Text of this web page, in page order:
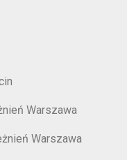
Warszawa
Warszawa